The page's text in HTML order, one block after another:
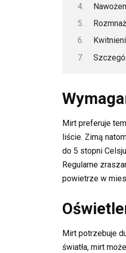
Mirt preferuje
liście. Zimą
do 5 stopni
Regularne
powietrze w
Mirt potrzebuje
światła, mirt